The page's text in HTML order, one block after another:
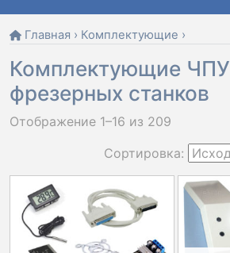
Главная › Комплектующие ›
Комплектующие ЧПУ
фрезерных станков
Отображение 1–16 из 209